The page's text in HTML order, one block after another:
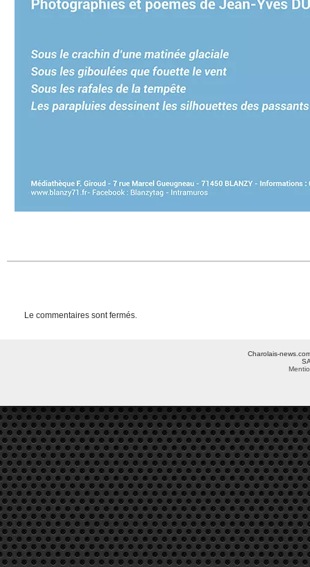
Le commentaires sont fermés.
Charolais-